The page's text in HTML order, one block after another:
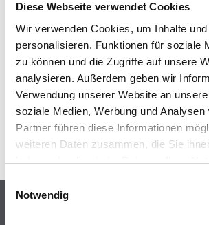
Diese Webseite verwendet Cookies
Wir verwenden Cookies, um Inhalte
personalisieren, Funktionen für soziale
zu können und die Zugriffe auf unsere
analysieren. Außerdem geben wir
Verwendung unserer Website an
soziale Medien, Werbung und Analysen
Partner führen diese Informationen
weiteren Daten zusammen, die Sie
haben oder die sie im Rahmen Ihrer
Einwilligungsauswahl
Notwendig
IST
Keine Sorge, wir pinseln schon an
werden das Problem so schnell wie
Erkunden Sie in der Zwischenzeit
und lassen Sie sich
ZURÜCK ZUM ONLINE-
Online-Shop